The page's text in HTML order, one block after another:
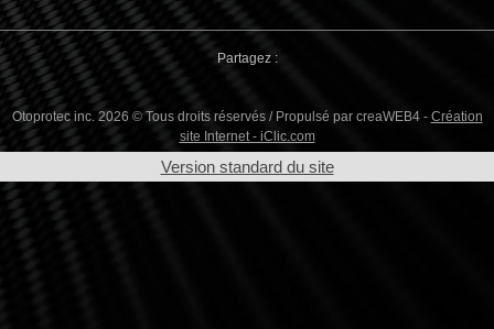
Partagez :
Otoprotec inc. 2026 © Tous droits réservés / Propulsé par creaWEB4 - Création
site Internet - iClic.com
Version standard du site